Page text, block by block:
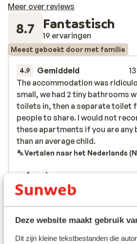
Deze website maakt gebruik
Dit zijn kleine tekstbestanden die
Meer over reviews
8.7 Fantastisch
19 ervaringen
Meest geboekt door met familie
4.9 Gemiddeld
The accommodation was
small, we had 2 tiny bathrooms
toilets in, then a separate toilet
people to share. I would not
these apartments if you are any
than an average child.
The accommodation was
small, we had 2 tiny bathrooms
toilets in, then a separate toilet
people to share. I would not
these apartments if you are any
than an average child.
Vertalen naar het Nederlands
Anoniem
Vrienden
Bekijk alle 19
Ligging